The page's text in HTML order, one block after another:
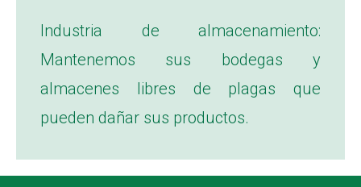
Industria de almacenamiento:
Mantenemos sus bodegas y
almacenes libres de plagas que
pueden dañar sus productos.